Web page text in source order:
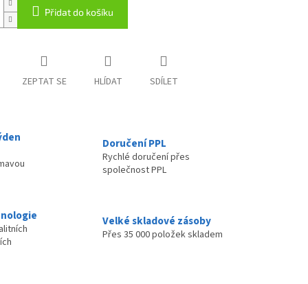
Přidat do košíku
ZEPTAT SE HLÍDAT SDÍLET
Doručení PPL
Rychlé doručení přes
společnost PPL
Velké skladové zásoby
Přes 35 000 položek skladem